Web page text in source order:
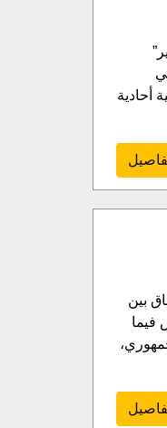
أحادية
بين
فيما